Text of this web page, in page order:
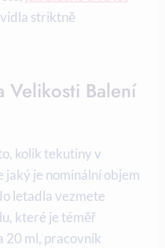
striktně
Velikosti Balení
kolik tekutiny v
jaký je nominální objem
letadla vezmete
které je téměř
20 ml, pracovník